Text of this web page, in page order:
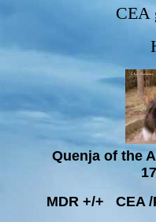
CEA
Quenja of the
MDR +/+ CEA